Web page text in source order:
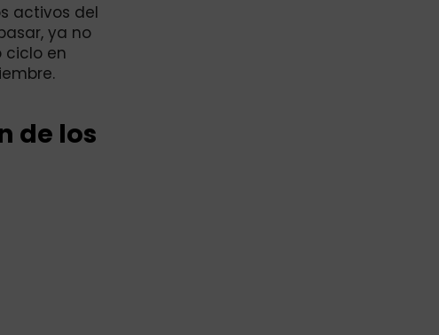
activos del
ya no
ciclo en
de los